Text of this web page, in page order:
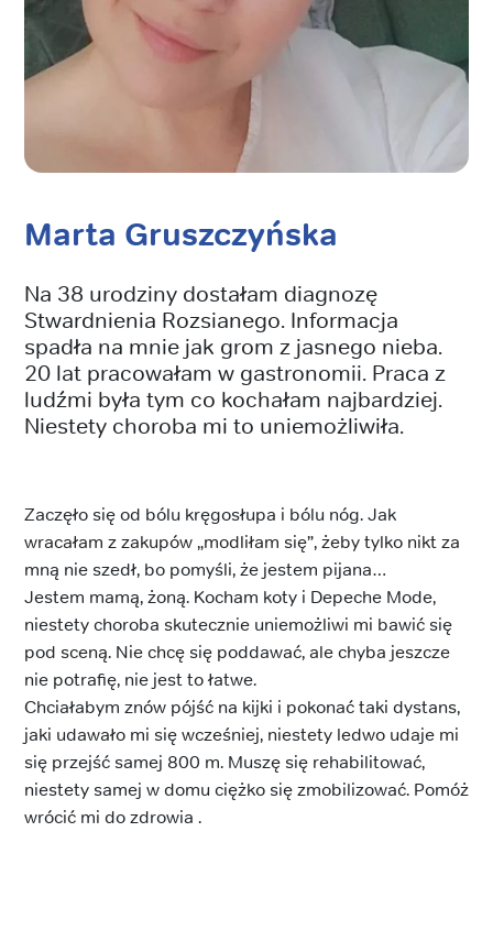
Marta Gruszczyńska
Na 38 urodziny dostałam diagnozę
Stwardnienia Rozsianego. Informacja
spadła na mnie jak grom z jasnego nieba.
20 lat pracowałam w gastronomii. Praca z
ludźmi była tym co kochałam najbardziej.
Niestety choroba mi to uniemożliwiła.
Zaczęło się od bólu kręgosłupa i bólu nóg. Jak
wracałam z zakupów „modliłam się”, żeby tylko nikt za
mną nie szedł, bo pomyśli, że jestem pijana…
Jestem mamą, żoną. Kocham koty i Depeche Mode,
niestety choroba skutecznie uniemożliwi mi bawić się
pod sceną. Nie chcę się poddawać, ale chyba jeszcze
nie potrafię, nie jest to łatwe.
Chciałabym znów pójść na kijki i pokonać taki dystans,
jaki udawało mi się wcześniej, niestety ledwo udaje mi
się przejść samej 800 m. Muszę się rehabilitować,
niestety samej w domu ciężko się zmobilizować. Pomóż
wrócić mi do zdrowia .